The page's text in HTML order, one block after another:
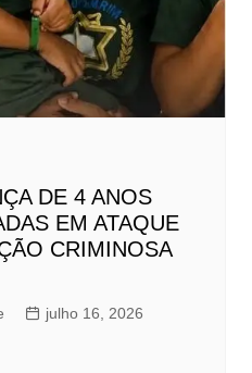
DE 4 ANOS
EM ATAQUE
CRIMINOSA
julho 16, 2026